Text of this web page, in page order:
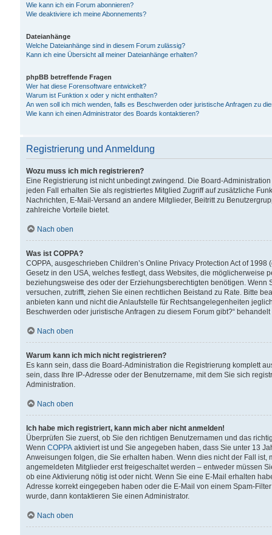
Wie kann ich ein Forum abonnieren?
Wie deaktiviere ich meine Abonnements?
Dateianhänge
Welche Dateianhänge sind in diesem Forum zulässig?
Kann ich eine Übersicht all meiner Dateianhänge erhalten?
phpBB betreffende Fragen
Wer hat diese Forensoftware entwickelt?
Warum ist Funktion x oder y nicht enthalten?
An wen soll ich mich wenden, falls es Beschwerden oder juristische Anfragen zu
Wie kann ich einen Administrator des Boards kontaktieren?
Registrierung und Anmeldung
Wozu muss ich mich registrieren?
Eine Registrierung ist nicht unbedingt zwingend. Die Board-
jeden Fall erhalten Sie als registriertes Mitglied Zugriff auf zusätzliche
Nachrichten, E-Mail-Versand an andere Mitglieder, Beitritt zu
zahlreiche Vorteile bietet.
Nach oben
Was ist COPPA?
COPPA, ausgeschrieben Children’s Online Privacy Protection Act of
Gesetz in den USA, welches festlegt, dass Websites, die
beziehungsweise des oder der Erziehungsberechtigten benötigen.
versuchen, zutrifft, ziehen Sie einen rechtlichen Beistand zu Rate. Bitte
anbieten kann und nicht die Anlaufstelle für Rechtsangelegenheiten
Beschwerden oder juristische Anfragen zu diesem Forum gibt?“
Nach oben
Warum kann ich mich nicht registrieren?
Es kann sein, dass die Board-Administration die Registrierung komplett
sein, dass Ihre IP-Adresse oder der Benutzername, mit dem Sie sich
Administration.
Nach oben
Ich habe mich registriert, kann mich aber nicht anmelden!
Überprüfen Sie zuerst, ob Sie den richtigen Benutzernamen und das
Wenn COPPA aktiviert ist und Sie angegeben haben, dass Sie unter 13
Anweisungen folgen, die Sie erhalten haben. Wenn dies nicht der Fall
angemeldeten Mitglieder erst freigeschaltet werden – entweder müssen
ob eine Aktivierung nötig ist oder nicht. Wenn Sie eine E-Mail erhalten
Adresse korrekt eingegeben haben oder die E-Mail von einem Spam-
wurde, dann kontaktieren Sie einen Administrator.
Nach oben